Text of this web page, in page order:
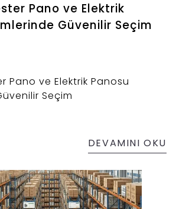
Pano ve Elektrik
Güvenilir Seçim
Pano ve Elektrik Panosu
Seçim
DEVAMINI OKU